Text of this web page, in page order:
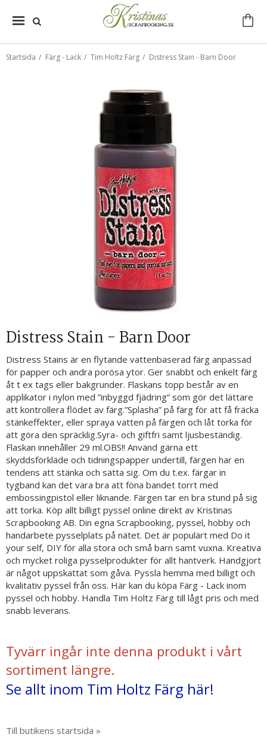
Startsida / Färg - Lack / Tim Holtz Färg / Distress Stain - Barn Door
Distress Stain - Barn Door
Distress Stains är en flytande vattenbaserad färg anpassad
för papper och andra porösa ytor. Ger snabbt och enkelt färg
åt t ex tags eller bakgrunder. Flaskans topp består av en
applikator i nylon med ”inbyggd fjädring” som gör det lättare
att kontrollera flödet av färg.”Splasha” på färg för att få fräcka
stänkeffekter, eller spraya vatten på färgen och låt torka för
att göra den spräcklig.Syra- och giftfri samt ljusbeständig.
Flaskan innehåller 29 ml.OBS!! Använd gärna ett
skyddsförkläde och tidningspapper undertill, färgen har en
tendens att stänka och sätta sig. Om du t.ex. färgar in
tygband kan det vara bra att föna bandet torrt med
embossingpistol eller liknande. Färgen tar en bra stund på sig
att torka. Köp allt billigt pyssel online direkt av Kristinas
Scrapbooking AB. Din egna Scrapbooking, pyssel, hobby och
handarbete pysselplats på nätet. Det är populärt med Do it
your self, DIY för alla stora och små barn samt vuxna. Kreativa
och mycket roliga pysselprodukter för allt hantverk. Handgjort
är något uppskattat som gåva. Pyssla hemma med billigt och
kvalitativ pyssel från oss. Här kan du köpa Färg - Lack inom
pyssel och hobby. Handla Tim Holtz Färg till lågt pris och med
snabb leverans.
Tyvärr ingår inte denna produkt i vårt
sortiment längre.
Se allt inom Tim Holtz Färg här!
Till butikens startsida »